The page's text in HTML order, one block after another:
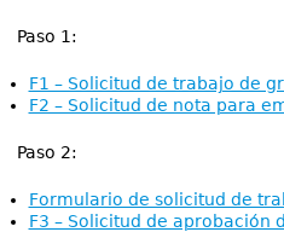
Paso 1:
F1 – Solicitud de trabajo de
F2 – Solicitud de nota para
Paso 2:
Formulario de solicitud de
F3 – Solicitud de aprobación